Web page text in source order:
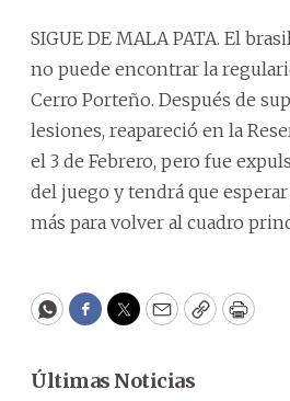
SIGUE DE MALA PATA. El
no puede encontrar la
Cerro Porteño. Después de
lesiones, reapareció en la
el 3 de Febrero, pero fue
del juego y tendrá que
más para volver al cuadro
WhatsApp
Facebook
Twitter
EmailCopyPrint
Últimas Noticias